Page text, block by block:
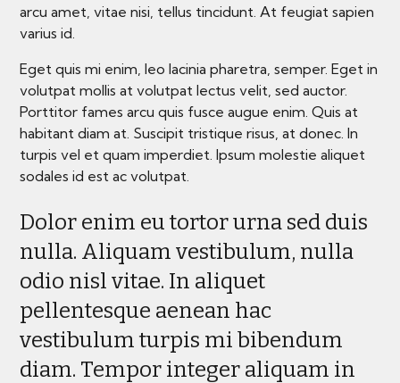
arcu amet, vitae nisi, tellus tincidunt. At feugiat sapien
varius id.
Eget quis mi enim, leo lacinia pharetra, semper. Eget in
volutpat mollis at volutpat lectus velit, sed auctor.
Porttitor fames arcu quis fusce augue enim. Quis at
habitant diam at. Suscipit tristique risus, at donec. In
turpis vel et quam imperdiet. Ipsum molestie aliquet
sodales id est ac volutpat.
Dolor enim eu tortor urna sed duis
nulla. Aliquam vestibulum, nulla
odio nisl vitae. In aliquet
pellentesque aenean hac
vestibulum turpis mi bibendum
diam. Tempor integer aliquam in